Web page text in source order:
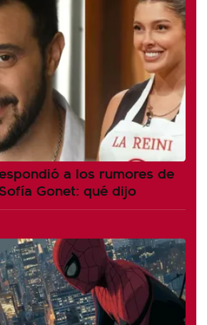
a los rumores de
Gonet: qué dijo